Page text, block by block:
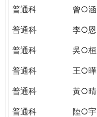
TODAY
WORLD
TOMORROW
YOU
THE
PATH
普通科
曾○涵
普通科
李○恩
普通科
吳○桓
普通科
王○曄
普通科
黃○晴
普通科
陸○宇